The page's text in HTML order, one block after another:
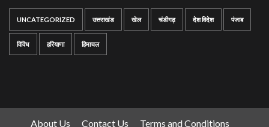
UNCATEGORIZED उत्तराखंड खेल चंडीगढ़ देश विदेश पंजाब
विविध हरियाणा हिमाचल
About Us Contact Us Terms and Conditions